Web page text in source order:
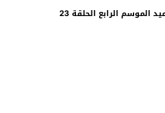
الرابع الحلقة 23